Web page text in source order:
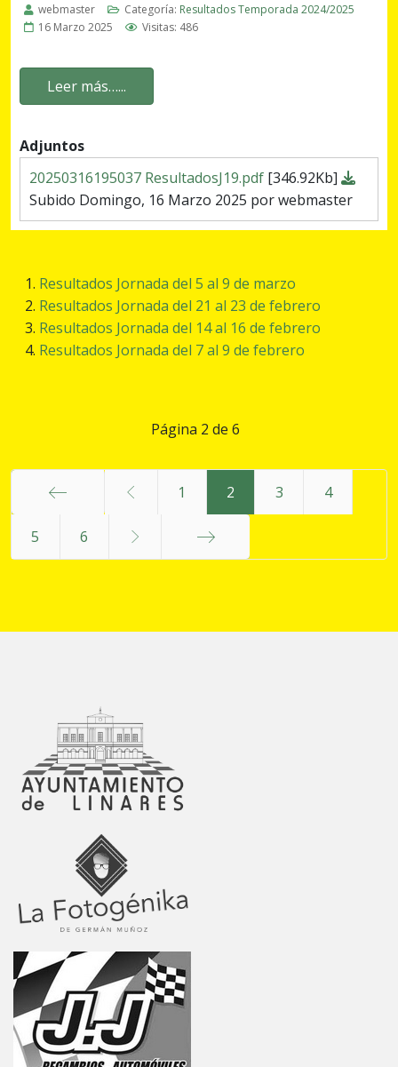
webmaster Categoría: Resultados Temporada 2024/2025
16 Marzo 2025
Visitas: 486
Leer más…...
Adjuntos
20250316195037 ResultadosJ19.pdf [346.92Kb]
Subido Domingo, 16 Marzo 2025 por webmaster
Resultados Jornada del 5 al 9 de marzo
Resultados Jornada del 21 al 23 de febrero
Resultados Jornada del 14 al 16 de febrero
Resultados Jornada del 7 al 9 de febrero
Página 2 de 6
1 2 3 4
5 6